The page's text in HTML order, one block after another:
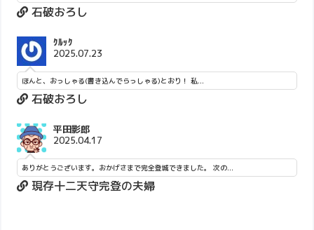
石破おろし
ｸﾙｯｸ
2025.07.23
ほんと、おっしゃる(書き込んでらっしゃる)とおり！ 私...
石破おろし
平田影郎
2025.04.17
ありがとうございます。おかげさまで完全登城できました。 次の...
現存十二天守完登の夫婦